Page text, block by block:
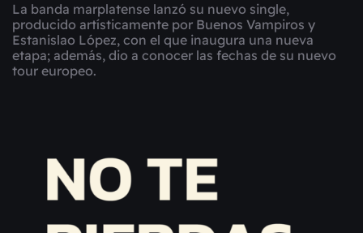
La banda marplatense lanzó su nuevo single,
producido artísticamente por Buenos Vampiros y
Estanislao López, con el que inaugura una nueva
etapa; además, dio a conocer las fechas de su nuevo
tour europeo.